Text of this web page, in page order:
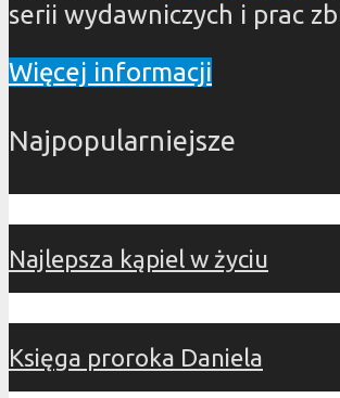
serii wydawniczych i prac
Więcej informacji
Najpopularniejsze
Najlepsza kąpiel w życiu
Księga proroka Daniela